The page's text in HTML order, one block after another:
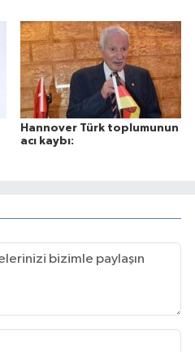
Hannover Türk toplumunun
acı kaybı: